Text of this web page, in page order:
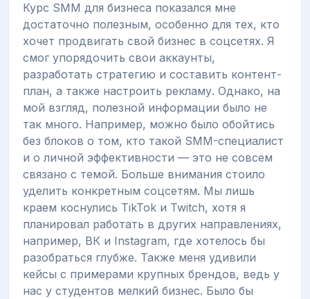
Курс SMM для бизнеса показался мне
достаточно полезным, особенно для тех, кто
хочет продвигать свой бизнес в соцсетях. Я
смог упорядочить свои аккаунты,
разработать стратегию и составить контент-
план, а также настроить рекламу. Однако, на
мой взгляд, полезной информации было не
так много. Например, можно было обойтись
без блоков о том, кто такой SMM-специалист
и о личной эффективности — это не совсем
связано с темой. Больше внимания стоило
уделить конкретным соцсетям. Мы лишь
краем коснулись TikTok и Twitch, хотя я
планировал работать в других направлениях,
например, ВК и Instagram, где хотелось бы
разобраться глубже. Также меня удивили
кейсы с примерами крупных брендов, ведь у
нас у студентов мелкий бизнес. Было бы